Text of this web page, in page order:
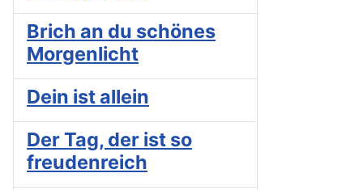
Brich an du schönes
Morgenlicht
Dein ist allein
Der Tag, der ist so
freudenreich